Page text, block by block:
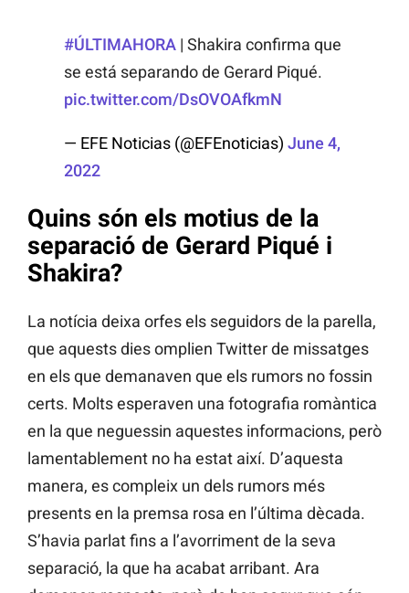
#ÚLTIMAHORA | Shakira confirma que
se está separando de Gerard Piqué.
pic.twitter.com/DsOVOAfkmN
— EFE Noticias (@EFEnoticias) June 4,
2022
Quins són els motius de la
separació de Gerard Piqué i
Shakira?
La notícia deixa orfes els seguidors de la parella,
que aquests dies omplien Twitter de missatges
en els que demanaven que els rumors no fossin
certs. Molts esperaven una fotografia romàntica
en la que neguessin aquestes informacions, però
lamentablement no ha estat així. D’aquesta
manera, es compleix un dels rumors més
presents en la premsa rosa en l’última dècada.
S’havia parlat fins a l’avorriment de la seva
separació, la que ha acabat arribant. Ara